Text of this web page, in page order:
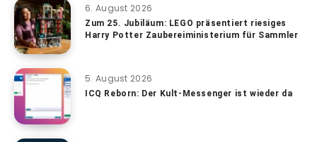
6. August 2026
Zum 25. Jubiläum: LEGO präsentiert riesiges
Harry Potter Zaubereiministerium für Sammler
5. August 2026
ICQ Reborn: Der Kult-Messenger ist wieder da